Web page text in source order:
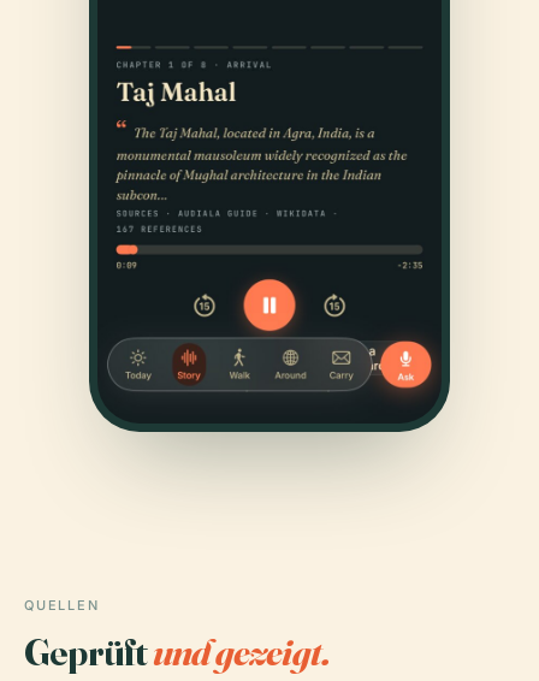
QUELLEN
Geprüftund gezeigt.